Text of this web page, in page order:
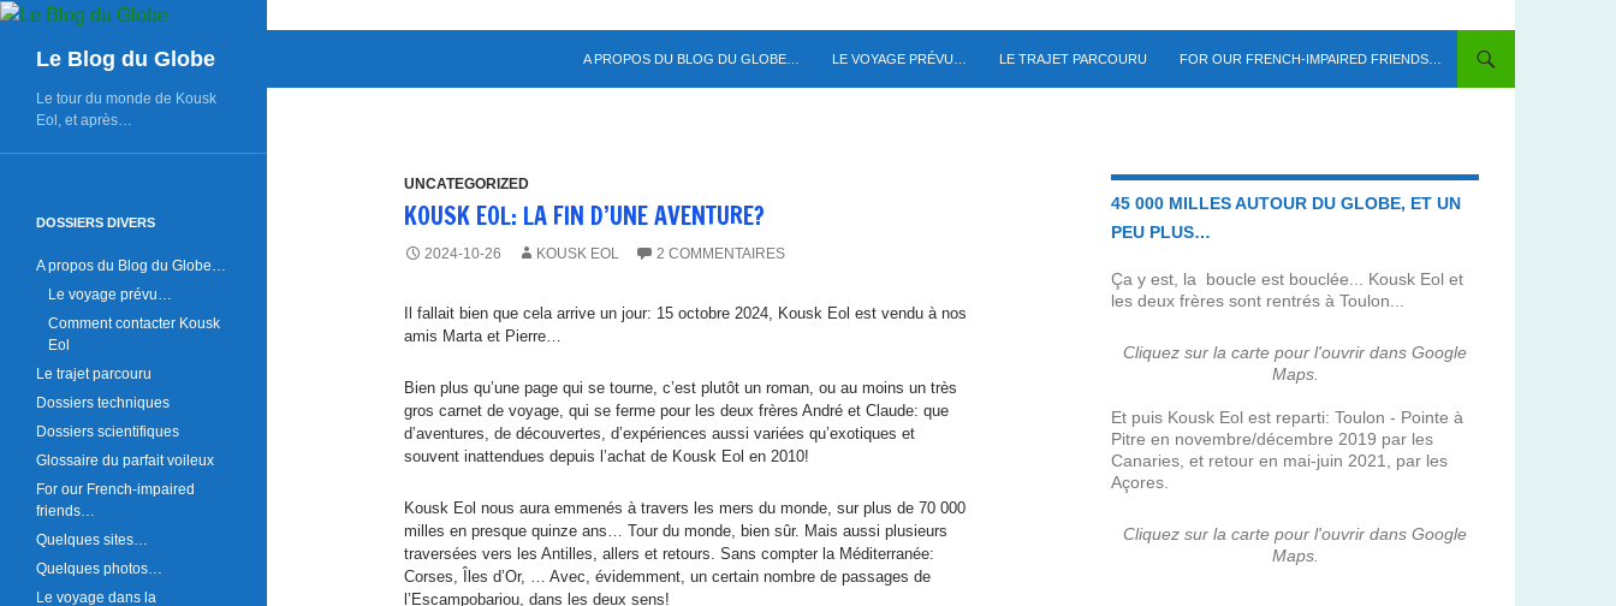
Aller
contenuLe Blog du Globe A PROPOS DU BLOG DU GLOBE… LE VOYAGE PRÉVU… LE TRAJET PARCOURU FOR OUR FRENCH-IMPAIRED FRIENDS…
UNCATEGORIZED
KOUSK EOL: LA FIN D’UNE AVENTURE?
2024-10-26 KOUSK EOL 2 COMMENTAIRES
Il fallait bien que cela arrive un jour: 15 octobre 2024, Kousk Eol est vendu à nos
amis Marta et Pierre…
Bien plus qu’une page qui se tourne, c’est plutôt un roman, ou au moins un très
gros carnet de voyage, qui se ferme pour les deux frères André et Claude: que
d’aventures, de découvertes, d’expériences aussi variées qu’exotiques et
souvent inattendues depuis l’achat de Kousk Eol en 2010!
Kousk Eol nous aura emmenés à travers les mers du monde, sur plus de 70 000
milles en presque quinze ans… Tour du monde, bien sûr. Mais aussi plusieurs
traversées vers les Antilles, allers et retours. Sans compter la Méditerranée:
Corses, Îles d’Or, … Avec, évidemment, un certain nombre de passages de
l’Escampobariou, dans les deux sens!
45 000 MILLES AUTOUR DU GLOBE, ET UN
PEU PLUS…
Ça y est, la boucle est bouclée... Kousk Eol et
les deux frères sont rentrés à Toulon...
Cliquez sur la carte pour l'ouvrir dans Google
Maps.
Et puis Kousk Eol est reparti: Toulon - Pointe à
Pitre en novembre/décembre 2019 par les
Canaries, et retour en mai-juin 2021, par les
Açores.
Cliquez sur la carte pour l'ouvrir dans Google
Maps.
Le tour du monde de Kousk
Eol, et après…
DOSSIERS DIVERS
A propos du Blog du Globe…
Le voyage prévu…
Comment contacter Kousk
Eol
Le trajet parcouru
Dossiers techniques
Dossiers scientifiques
Glossaire du parfait voileux
For our French-impaired
friends…
Quelques sites…
Quelques photos…
Le voyage dans la